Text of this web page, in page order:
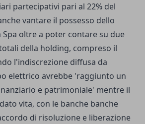
partecipativi pari al 22% del
vantare il possesso dello
Spa oltre a poter contare su due
della holding, compreso il
l'indiscrezione diffusa da
elettrico avrebbe 'raggiunto un
e patrimoniale' mentre il
vita, con le banche banche
di risoluzione e liberazione